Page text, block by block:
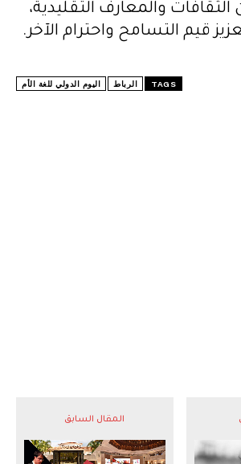
والمعارف التقليدية،
قيم التسامح واحترام الآخر.
TAGS الرباط اليوم الدولي للغة الأم
المقال السابق